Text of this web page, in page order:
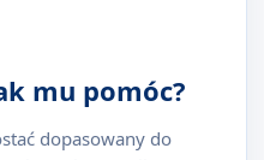
mu pomóc?
dopasowany do